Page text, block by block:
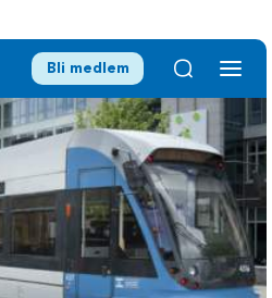
Bli medlem